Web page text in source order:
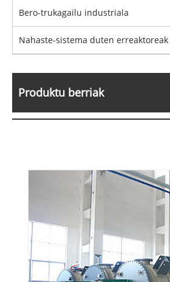
Bero-trukagailu industriala
Nahaste-sistema duten erreaktoreak
Produktu berriak